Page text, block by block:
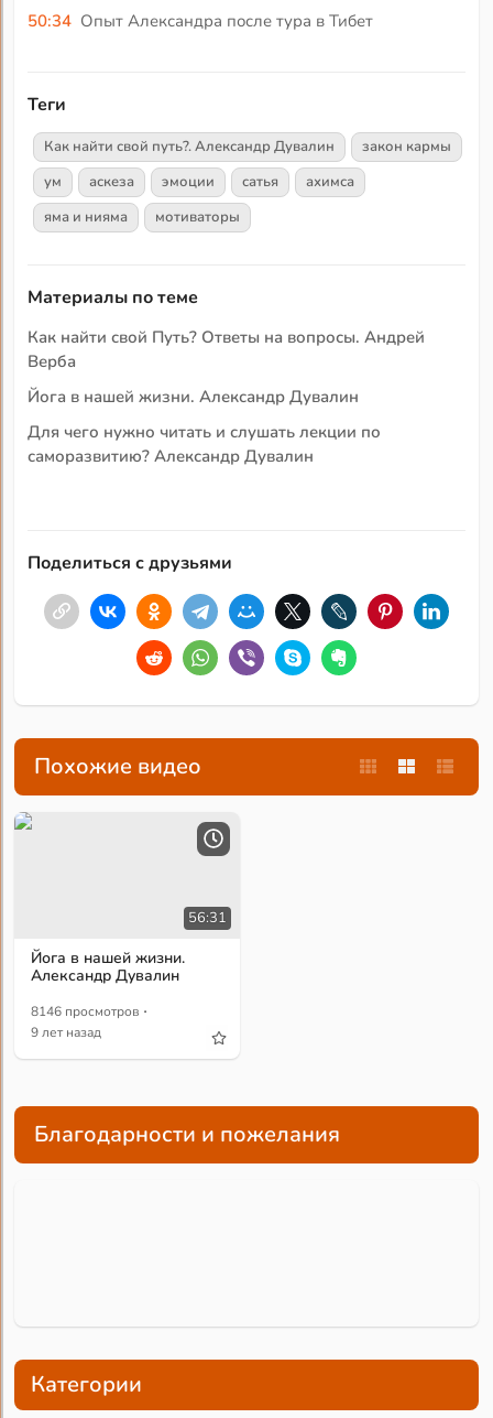
50:34 Опыт Александра после тура в Тибет
Теги
Как найти свой путь?. Александр Дувалин
закон кармы
ум
аскеза эмоции сатья
ахимса
яма и нияма
мотиваторы
Материалы по теме
Как найти свой Путь? Ответы на вопросы. Андрей
Верба
Йога в нашей жизни. Александр Дувалин
Для чего нужно читать и слушать лекции по
саморазвитию? Александр Дувалин
Поделиться с друзьями
Похожие видео
56:31
Йога в нашей жизни.
Александр Дувалин
8146 просмотров ·
9 лет назад
Благодарности и пожелания
Категории